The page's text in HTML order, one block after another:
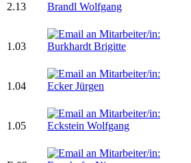
2.13
1.03
1.04
1.05